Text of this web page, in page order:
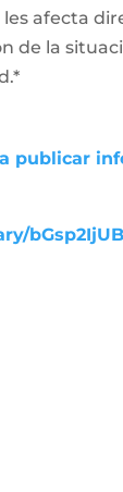
afecta
de la
publicar